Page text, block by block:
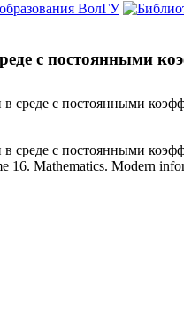
ВолГУ
с постоянными
среде с постоянными
среде с постоянными
16. Mathematics. Modern